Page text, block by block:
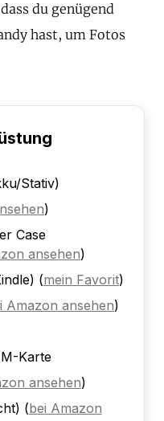
du genügend
hast, um Fotos
Stativ)
)
Case
ansehen)
(mein Favorit)
Amazon ansehen)
Karte
ansehen)
(bei Amazon